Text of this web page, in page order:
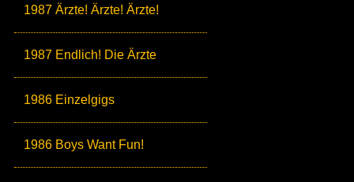
1987 Ärzte! Ärzte! Ärzte!
1987 Endlich! Die Ärzte
1986 Einzelgigs
1986 Boys Want Fun!